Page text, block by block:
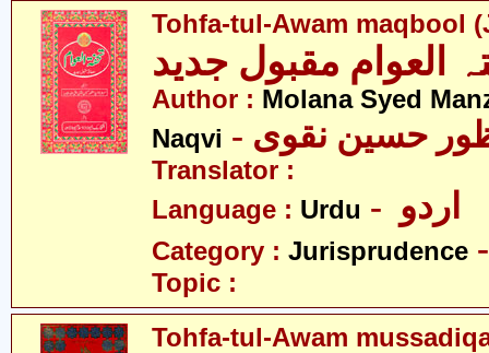
Tohfa-tul-Awam maqbool
العوام مقبول جدید
Author : Molana Syed
Naqvi
حسین نقوی
Translator :
Language : Urdu
Category : Jurisprudence
Topic :
Tohfa-tul-Awam